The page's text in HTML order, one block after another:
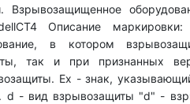
Взрывозащищенное
Описание
в котором
так и при признанных
Ех - знак,
d - вид взрывозащиты "d" -